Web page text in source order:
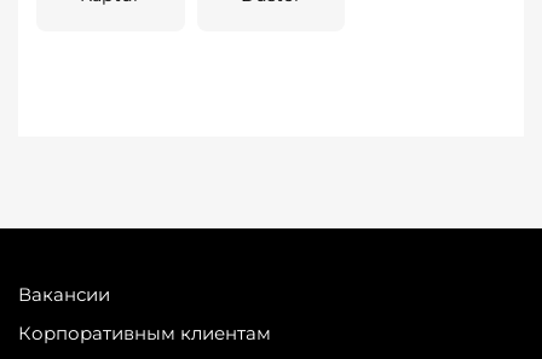
Вакансии
Корпоративным клиентам